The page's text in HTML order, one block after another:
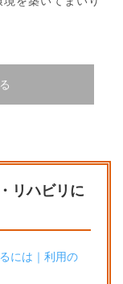
リハビリに
には｜利用の